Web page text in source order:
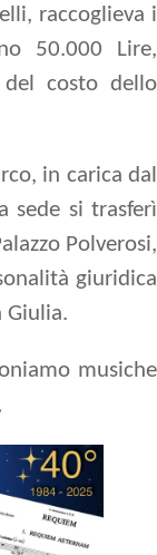
raccoglieva i
50.000 Lire,
costo dello
, in carica dal
sede si trasferì
Polverosi,
giuridica
Giulia.
musiche